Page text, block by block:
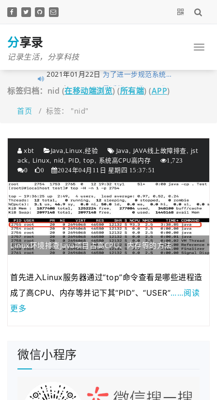
正
分享录
记录生活，分享科技
标签归档：nid (在移动端浏览) (所有端) (APP)
2021年01月05日 最近做了一些logo准…
2020年11月03日 分享录网站底部现已…
2020年10月27日
2020年10月19日 喜讯！喜讯！分享录…
2020年09月26日
考虑到很多技术文章…
2020年09月16日 我的个人网站分享录…
2020年06月14日 大家不用太拘束，但…
2020年06月03日 经过这段时间的努力…
2020年05月12日 为了更好的保护原创…
2020年04月28日 近来发现fenxianglu.…
2020年04月23日 由于服务器的带宽有…
2020年01月08日 若想发表博客的可以…
首页 / 标签： "nid"
xbt Java,Linux,经验 Java, JAVA线上故障排查, jst
ack, Linux, nid, PID, top, 系统高CPU高内存
1,723
0
0 2024年04月11日 星期四 15:37:51
Linux环境排查Java项目占高CPU、内存等的方法
首先进入Linux服务器通过“top”命令查看是哪些进程造
成了高CPU、内存等并记下其“PID”、“USER”……阅读
更多
微信小程序